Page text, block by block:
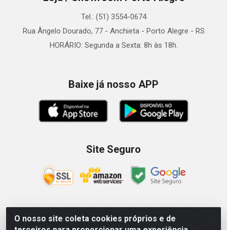
O nosso site coleta cookies próprios e de
Tel.: (51) 3554-0674
Rua Ângelo Dourado, 77 - Anchieta - Porto Alegre - RS
HORÁRIO: Segunda a Sexta: 8h às 18h.
Baixe já nosso APP
Site Seguro
Zein Importação e Comércio LTDA - Av. Senador Queiróz, 274